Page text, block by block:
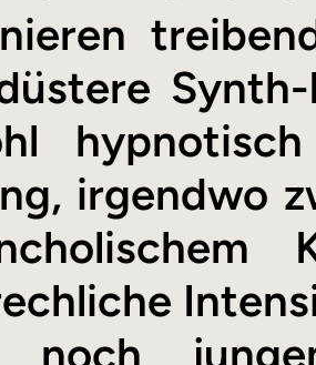
irgendwo
noch